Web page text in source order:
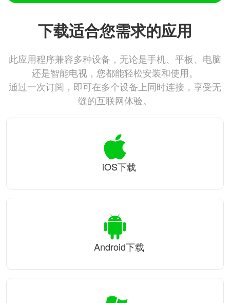
下载适合您需求的应用
此应用程序兼容多种设备，无论是手机、平板、电脑
还是智能电视，您都能轻松安装和使用。
通过一次订阅，即可在多个设备上同时连接，享受无
缝的互联网体验。
iOS下载
Android下载